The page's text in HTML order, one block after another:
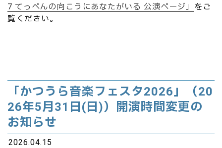
7 てっぺんの向こうにあなたがいる 公演ページ」 をご
覧ください。
「かつうら音楽フェスタ2026」（20
26年5月31日(日)）開演時間変更の
お知らせ
2026.04.15